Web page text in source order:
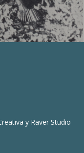
y Raver Studio